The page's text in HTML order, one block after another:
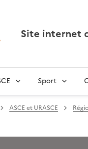
Site internet
Sport
ASCE et URASCE